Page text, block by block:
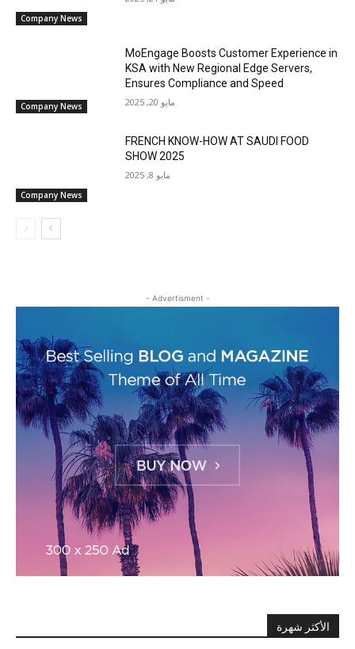
Company News
Company News
MoEngage Boosts Customer Experience in
KSA with New Regional Edge Servers,
Ensures Compliance and Speed
مايو 20, 2025
Company News
FRENCH KNOW-HOW AT SAUDI FOOD
SHOW 2025
مايو 8, 2025
- Advertisment -
الأكثر شهرة